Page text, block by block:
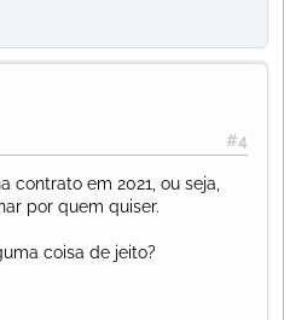
#4
contrato em 2021, ou seja,
por quem quiser.
coisa de jeito?